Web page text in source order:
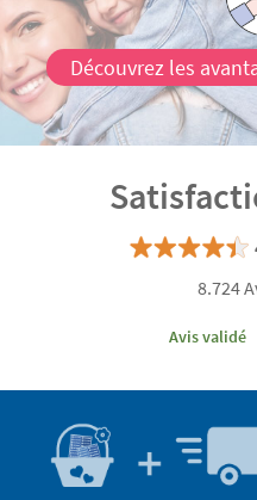
Découvrez les
8.724
Avis validé